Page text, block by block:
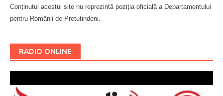
Conținutul acestui site nu reprezintă poziția oficială a Departamentului
pentru Românii de Pretutindeni.
RADIO ONLINE